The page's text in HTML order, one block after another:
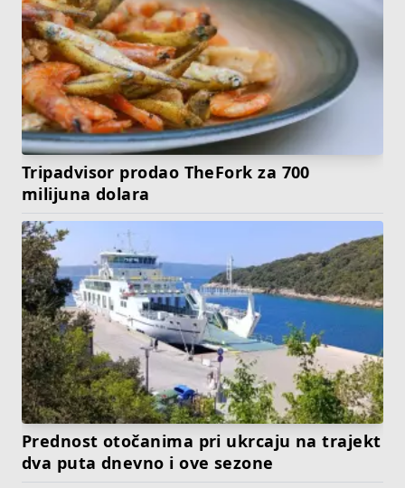
Tripadvisor prodao TheFork za 700
milijuna dolara
Prednost otočanima pri ukrcaju na trajekt
dva puta dnevno i ove sezone